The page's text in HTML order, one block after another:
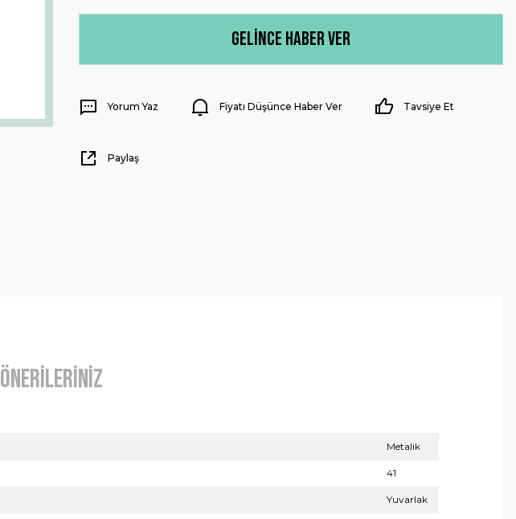
Gelince Haber Ver
Yorum Yaz Fiyatı Düşünce Haber Ver Tavsiye Et
Paylaş
Önerileriniz
Metalik
41
Yuvarlak